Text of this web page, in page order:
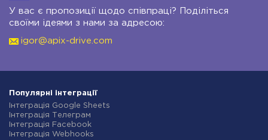
У вас є пропозиції щодо співпраці? Поділіться
своїми ідеями з нами за адресою:
igor@apix-drive.com
Популярні інтеграції
Інтеграція Google Sheets
Інтеграція Телеграм
Інтеграція Facebook
Інтеграція Webhooks